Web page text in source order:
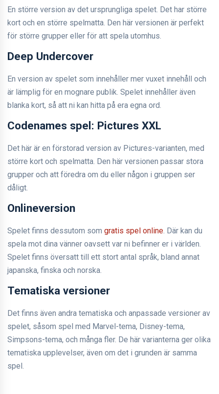
En större version av det ursprungliga spelet. Det har större
kort och en större spelmatta. Den här versionen är perfekt
för större grupper eller för att spela utomhus.
Deep Undercover
En version av spelet som innehåller mer vuxet innehåll och
är lämplig för en mognare publik. Spelet innehåller även
blanka kort, så att ni kan hitta på era egna ord.
Codenames spel: Pictures XXL
Det här är en förstorad version av Pictures-varianten, med
större kort och spelmatta. Den här versionen passar stora
grupper och att föredra om du eller någon i gruppen ser
dåligt.
Onlineversion
Spelet finns dessutom som gratis spel online . Där kan du
spela mot dina vänner oavsett var ni befinner er i världen.
Spelet finns översatt till ett stort antal språk, bland annat
japanska, finska och norska.
Tematiska versioner
Det finns även andra tematiska och anpassade versioner av
spelet, såsom spel med Marvel-tema, Disney-tema,
Simpsons-tema, och många fler. De här varianterna ger olika
tematiska upplevelser, även om det i grunden är samma
spel.